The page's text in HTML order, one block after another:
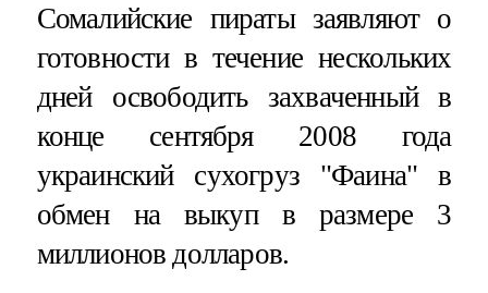
Сомалийские пираты заявляют о
готовности в течение нескольких
дней освободить захваченный в
конце сентября 2008 года
украинский сухогруз "Фаина" в
обмен на выкуп в размере 3
миллионов долларов.